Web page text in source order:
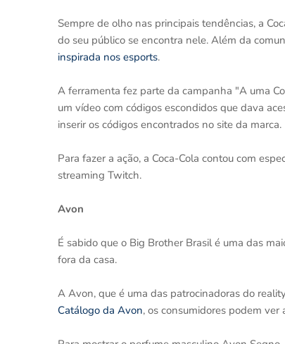
Sempre de olho nas principais tendências, a
do seu público se encontra nele. Além da
inspirada nos esports.
A ferramenta fez parte da campanha "A uma
um vídeo com códigos escondidos que dava
inserir os códigos encontrados no site da marca.
Para fazer a ação, a Coca-Cola contou com
streaming Twitch.
Avon
É sabido que o Big Brother Brasil é uma das
fora da casa.
A Avon, que é uma das patrocinadoras do
Catálogo da Avon, os consumidores podem